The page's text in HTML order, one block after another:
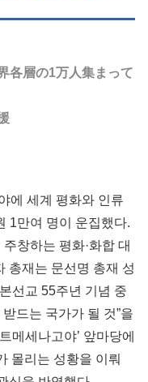
各層の1万人集まって
에 세계 평화와 인류
1만여 명이 운집했다.
창하는 평화·화합 대
총재는 문선명 총재 성
선교 55주년 기념 중
드는 국가가 될 것”을
메세나고야’ 앞마당에
몰리는 성황을 이뤄